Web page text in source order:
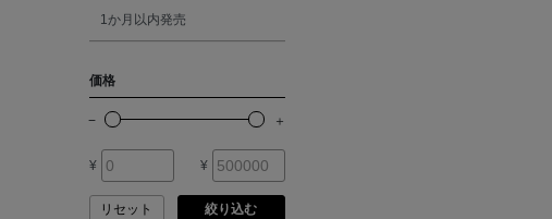
1か月以内発売
価格
¥ ¥
リセット 絞り込む